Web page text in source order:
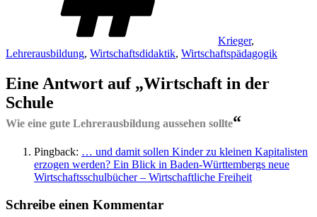
Krieger,
Lehrerausbildung, Wirtschaftsdidaktik, Wirtschaftspädagogik
Eine Antwort auf „Wirtschaft in der
Schule
Wie eine gute Lehrerausbildung aussehen sollte“
Pingback: … und damit sollen Kinder zu kleinen Kapitalisten
erzogen werden? Ein Blick in Baden-Württembergs neue
Wirtschaftsschulbücher – Wirtschaftliche Freiheit
Schreibe einen Kommentar